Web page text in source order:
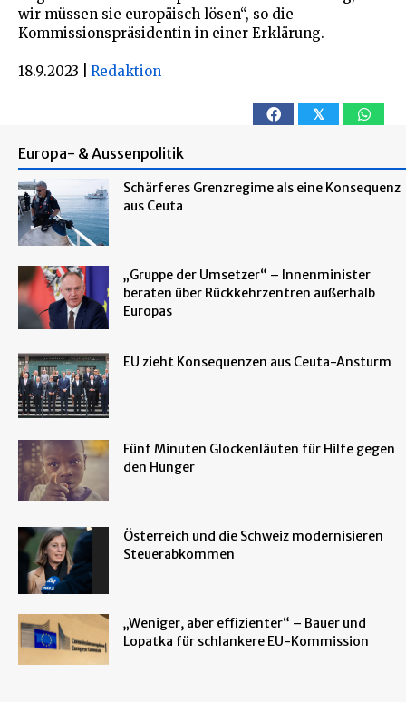
wir müssen sie europäisch lösen“, so die
Kommissionspräsidentin in einer Erklärung.
18.9.2023 Redaktion
𝕏
Europa- & Aussenpolitik
Schärferes Grenzregime als eine Konsequenz
aus Ceuta
„Gruppe der Umsetzer“ – Innenminister
beraten über Rückkehrzentren außerhalb
Europas
EU zieht Konsequenzen aus Ceuta-Ansturm
Fünf Minuten Glockenläuten für Hilfe gegen
den Hunger
Österreich und die Schweiz modernisieren
Steuerabkommen
„Weniger, aber effizienter“ – Bauer und
Lopatka für schlankere EU-Kommission